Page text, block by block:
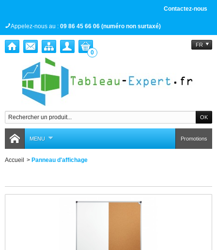
Contactez-nous
Appelez-nous au : 09 86 45 66 06 (numéro non surtaxé)
FR
0
MENU Promotions
Accueil > Panneau d'affichage